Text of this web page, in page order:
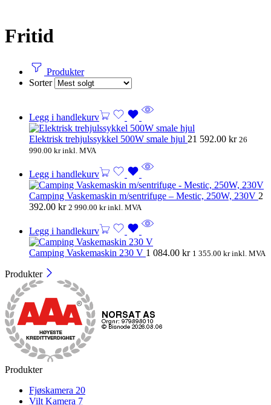
Fritid
Produkter
Sorter
Legg i handlekurv
Elektrisk trehjulssykkel 500W smale hjul 21 592.00 kr 26
990.00 krinkl. MVA
Legg i handlekurv
Camping Vaskemaskin m/sentrifuge – Mestic, 250W, 230V 2
392.00 kr 2 990.00 krinkl. MVA
Legg i handlekurv
Camping Vaskemaskin 230 V 1 084.00 kr 1 355.00 krinkl. MVA
Produkter
Produkter
Fjøskamera 20
Vilt Kamera 7